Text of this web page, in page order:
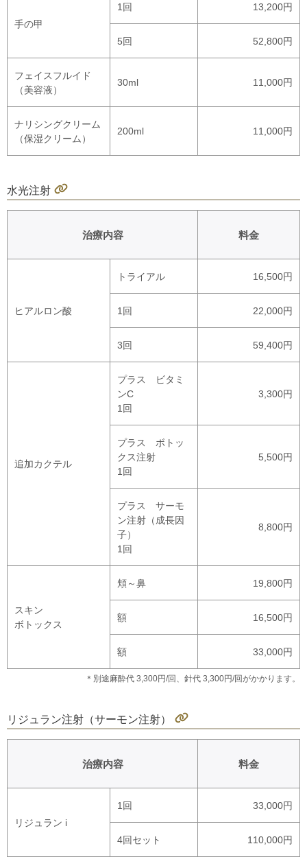
手の甲
1回 13,200円
5回 52,800円
フェイスフルイド
（美容液）
30ml 11,000円
ナリシングクリーム
（保湿クリーム）
200ml 11,000円
水光注射
治療内容 料金
ヒアルロン酸
トライアル 16,500円
1回 22,000円
3回 59,400円
追加カクテル
プラス ビタミ
ンC
1回
3,300円
プラス ボトッ
クス注射
1回
5,500円
プラス サーモ
ン注射（成長因
子）
1回
8,800円
スキン
ボトックス
頬～鼻 19,800円
額 16,500円
額 33,000円
＊別途麻酔代 3,300円/回、針代 3,300円/回がかかります。
リジュラン注射（サーモン注射）
治療内容 料金
リジュラン i
1回 33,000円
4回セット 110,000円